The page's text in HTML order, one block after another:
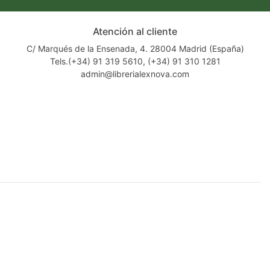
Atención al cliente
C/ Marqués de la Ensenada, 4. 28004 Madrid (España)
Tels.(+34) 91 319 5610, (+34) 91 310 1281
admin@librerialexnova.com